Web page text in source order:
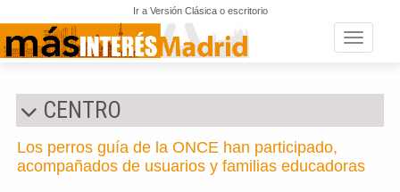
Ir a Versión Clásica o escritorio
Toggle
CENTRO
Los perros guía de la ONCE han participado,
acompañados de usuarios y familias educadoras